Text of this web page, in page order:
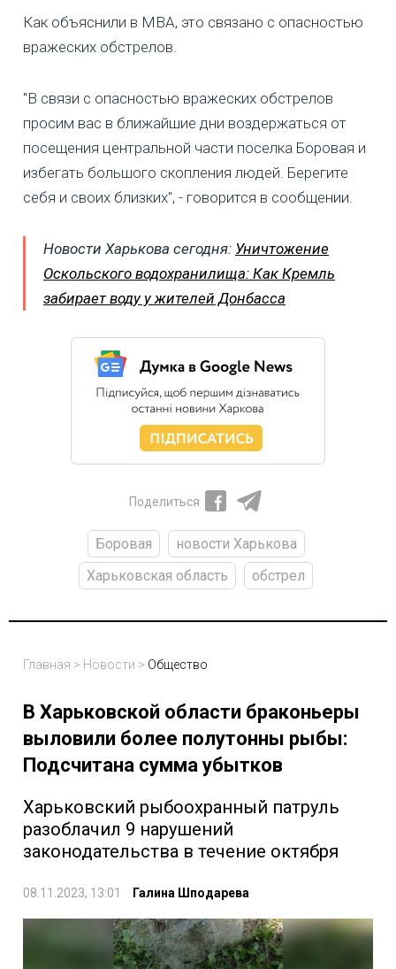
Как объяснили в MBA, это связано с опасностью
вражеских обстрелов.
"В связи с опасностью вражеских обстрелов
просим вас в ближайшие дни воздержаться от
посещения центральной части поселка Боровая и
избегать большого скопления людей. Берегите
себя и своих близких", - говорится в сообщении.
Новости Харькова сегодня: Уничтожение
Оскольского водохранилища: Как Кремль
забирает воду у жителей Донбасса
Поделиться
Боровая
новости Харькова
Харьковская область
обстрел
Главная > Новости > Общество
В Харьковской области браконьеры
выловили более полутонны рыбы:
Подсчитана сумма убытков
Харьковский рыбоохранный патруль
разоблачил 9 нарушений
законодательства в течение октября
08.11.2023, 13:01 Галина Шподарева